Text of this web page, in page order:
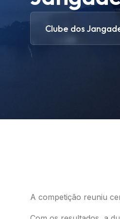
Clube dos
A competição reuniu